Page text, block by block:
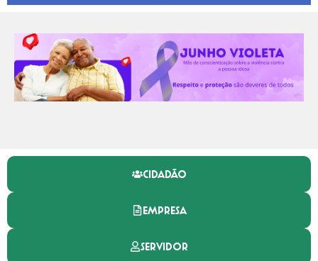
CIDADÃO
EMPRESA
SERVIDOR